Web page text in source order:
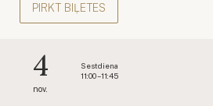
PIRKT BIĻETES
4
nov.
Sestdiena
11:00 – 11:45